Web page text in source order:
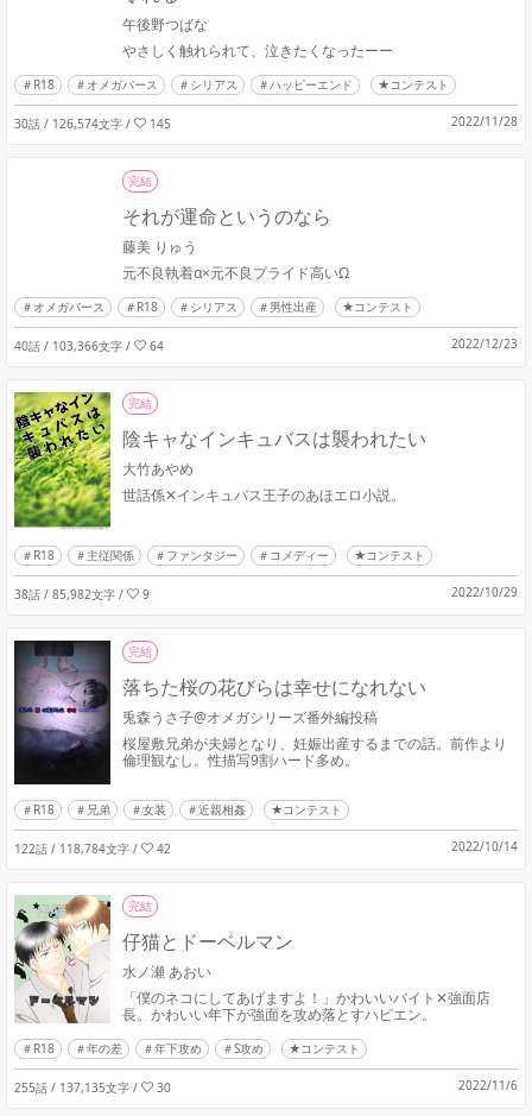
午後野つばな
やさしく触れられて、泣きたくなったーー
R18 オメガバース シリアス ハッピーエンド ★コンテスト
30話 / 126,574文字 / 145 2022/11/28
完結
それが運命というのなら
藤美 りゅう
元不良執着α×元不良プライド高いΩ
オメガバース R18 シリアス 男性出産 ★コンテスト
40話 / 103,366文字 / 64 2022/12/23
完結
陰キャなインキュバスは襲われたい
大竹あやめ
世話係‪✕‬インキュバス王子のあほエロ小説。
R18 主従関係 ファンタジー コメディー ★コンテスト
38話 / 85,982文字 / 9 2022/10/29
完結
落ちた桜の花びらは幸せになれない
兎森うさ子@オメガシリーズ番外編投稿
桜屋敷兄弟が夫婦となり、妊娠出産するまでの話。前作より
倫理観なし。性描写9割ハード多め。
R18 兄弟 女装 近親相姦 ★コンテスト
122話 / 118,784文字 / 42 2022/10/14
完結
仔猫とドーベルマン
水ノ瀬 あおい
「僕のネコにしてあげますよ！」かわいいバイト✕強面店
長。かわいい年下が強面を攻め落とすハピエン。
R18 年の差 年下攻め S攻め ★コンテスト
255話 / 137,135文字 / 30 2022/11/6